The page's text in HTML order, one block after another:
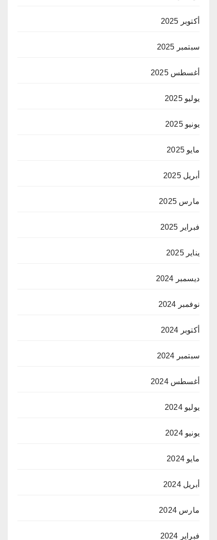
أكتوبر 2025
سبتمبر 2025
أغسطس 2025
يوليو 2025
يونيو 2025
مايو 2025
أبريل 2025
مارس 2025
فبراير 2025
يناير 2025
ديسمبر 2024
نوفمبر 2024
أكتوبر 2024
سبتمبر 2024
أغسطس 2024
يوليو 2024
يونيو 2024
مايو 2024
أبريل 2024
مارس 2024
فبراير 2024